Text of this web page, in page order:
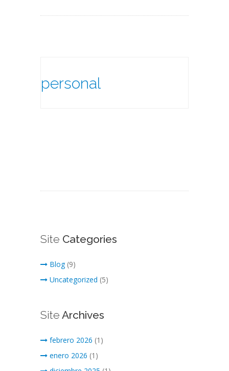
personal
Site Categories
Blog(9)
Uncategorized (5)
Site Archives
febrero 2026 (1)
enero 2026 (1)